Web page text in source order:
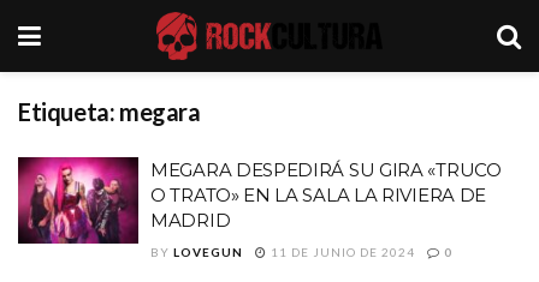
Etiqueta: megara
MEGARA DESPEDIRÁ SU GIRA «TRUCO
O TRATO» EN LA SALA LA RIVIERA DE
MADRID
BY LOVEGUN 11 DE JUNIO DE 2024 0